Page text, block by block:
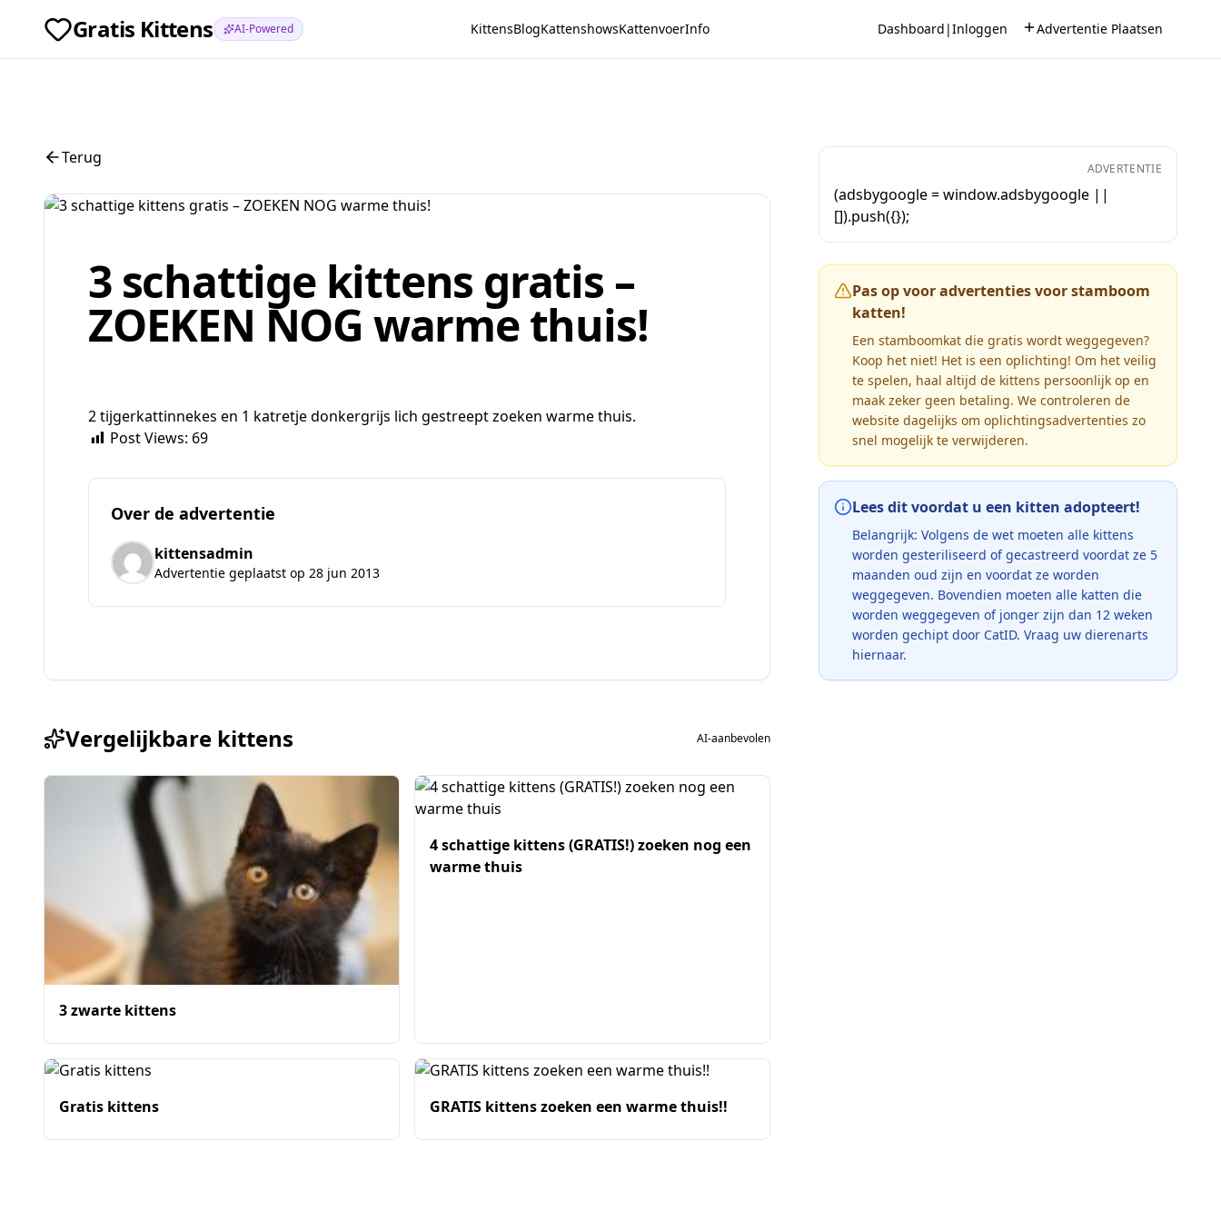
Gratis Kittens AI-Powered KittensBlogKattenshowsKattenvoerInfo Dashboard |Inloggen Advertentie Plaatsen
Terug
3 schattige kittens gratis –
ZOEKEN NOG warme thuis!
2 tijgerkattinnekes en 1 katretje donkergrijs lich gestreept zoeken warme thuis.
Post Views: 69
Over de advertentie
kittensadmin
Advertentie geplaatst op 28 jun 2013
Vergelijkbare kittens AI-aanbevolen
3 zwarte kittens
4 schattige kittens (GRATIS!) zoeken nog een
warme thuis
Gratis kittens GRATIS kittens zoeken een warme thuis!!
ADVERTENTIE
(adsbygoogle = window.adsbygoogle ||
[]).push({});
Pas op voor advertenties voor stamboom
katten!
Een stamboomkat die gratis wordt weggegeven?
Koop het niet! Het is een oplichting! Om het veilig
te spelen, haal altijd de kittens persoonlijk op en
maak zeker geen betaling. We controleren de
website dagelijks om oplichtingsadvertenties zo
snel mogelijk te verwijderen.
Lees dit voordat u een kitten adopteert!
Belangrijk: Volgens de wet moeten alle kittens
worden gesteriliseerd of gecastreerd voordat ze 5
maanden oud zijn en voordat ze worden
weggegeven. Bovendien moeten alle katten die
worden weggegeven of jonger zijn dan 12 weken
worden gechipt door CatID. Vraag uw dierenarts
hiernaar.